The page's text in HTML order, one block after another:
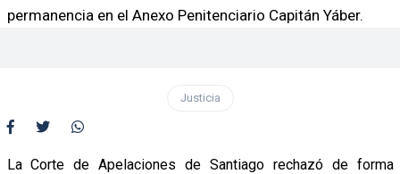
permanencia en el Anexo Penitenciario Capitán Yáber.
Justicia
La Corte de Apelaciones de Santiago rechazó de forma